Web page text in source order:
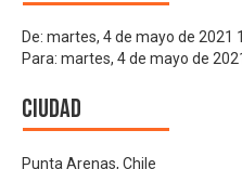
De: martes, 4 de mayo de 2021
Para: martes, 4 de mayo de
Ciudad
Punta Arenas, Chile